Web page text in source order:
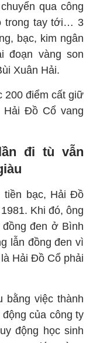
qua công
trong tay tới… 3
bạc, kim ngân
đoạn vàng son
Xuân Hải.
200 điểm cất giữ
Đồ Cổ vang
đi tù vẫn
tiền bạc, Hải Đồ
Khi đó, ông
đen ở Bình
lẫn đồng đen vì
Hải Đồ Cổ phải
bằng việc thành
của công ty
động học sinh